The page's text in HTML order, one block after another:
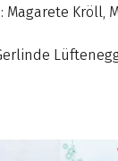
Magarete Kröll,